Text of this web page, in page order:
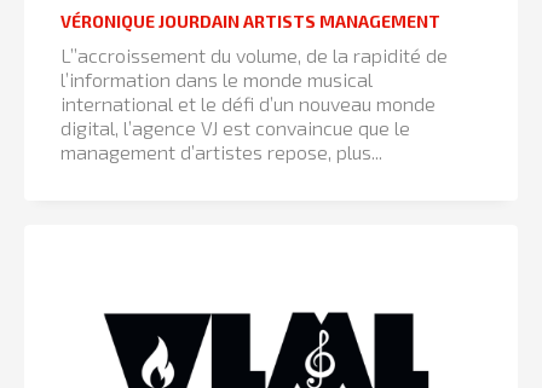
VÉRONIQUE JOURDAIN ARTISTS MANAGEMENT
L’’accroissement du volume, de la rapidité de
l’information dans le monde musical
international et le défi d’un nouveau monde
digital, l’agence VJ est convaincue que le
management d’artistes repose, plus...